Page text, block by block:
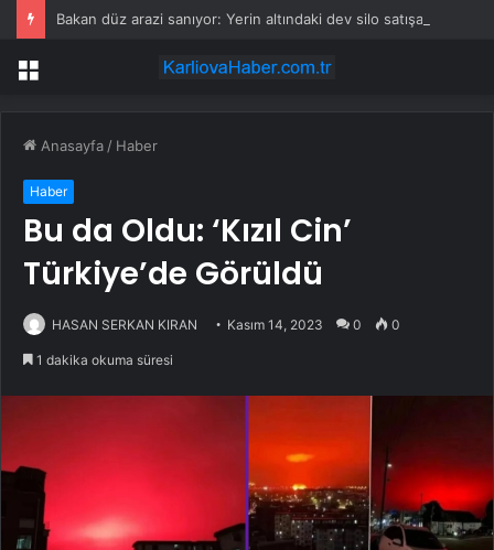
Bakan düz arazi sanıyor: Yerin altındaki dev silo satışa çıktı
Menü
Anasayfa / Haber
Haber
Bu da Oldu: ‘Kızıl Cin’
Türkiye’de Görüldü
HASAN SERKAN KIRAN Kasım 14, 2023 0 0
1 dakika okuma süresi